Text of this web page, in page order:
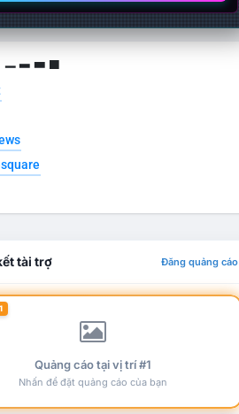
▁ ▂ ▃ ▄
tài trợ Đăng quảng cáo
Quảng cáo tại vị trí #1
Nhấn để đặt quảng cáo của bạn